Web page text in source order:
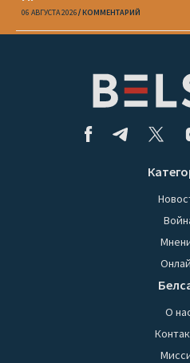
серьезные сомнения»
06 АВГУСТА 2026 КОММЕНТАРИЙ
О